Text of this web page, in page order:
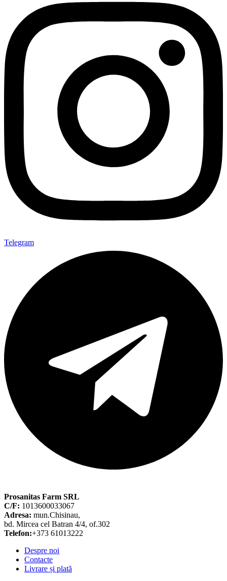
Telegram
Prosanitas Farm SRL
C/F: 1013600033067
Adresa: mun.Chisinau,
bd. Mircea cel Batran 4/4, of.302
Telefon:+373 61013222
Despre noi
Contacte
Livrare și plată